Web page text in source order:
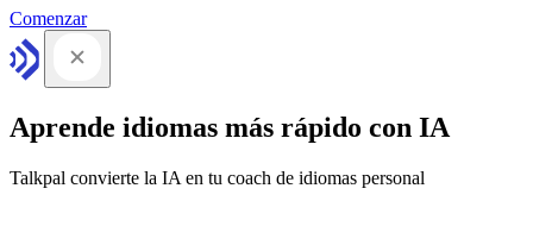
Comenzar
Aprende idiomas más rápido con IA
Talkpal convierte la IA en tu coach de idiomas personal